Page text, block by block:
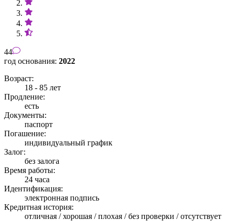
44
год основания: 2022
Возраст:
18 - 85 лет
Продление:
есть
Документы:
паспорт
Погашение:
индивидуальный график
Залог:
без залога
Время работы:
24 часа
Идентификация:
электронная подпись
Кредитная история:
отличная / хорошая / плохая / без проверки / отсутствует